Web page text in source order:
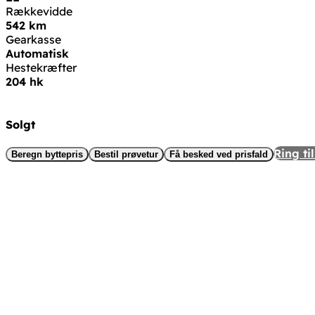
Rækkevidde
542 km
Gearkasse
Automatisk
Hestekræfter
204 hk
Solgt
Beregn byttepris Bestil prøvetur Få besked ved prisfald Ring